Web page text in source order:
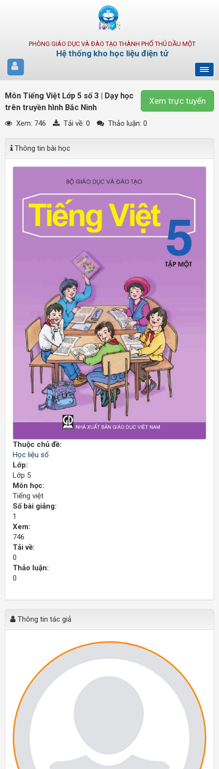
PHÒNG GIÁO DỤC VÀ ĐÀO TẠO THÀNH PHỐ THỦ DẦU MỘT
Hệ thống kho học liệu điện tử
Xem trực tuyến
Môn Tiếng Việt Lớp 5 số 3 | Dạy học
trên truyền hình Bắc Ninh
Xem: 746 Tải về: 0 Thảo luận: 0
Thông tin bài học
Thuộc chủ đề:
Học liệu số
Lớp:
Lớp 5
Môn học:
Tiếng việt
Số bài giảng:
1
Xem:
746
Tải về:
0
Thảo luận:
0
Thông tin tác giả